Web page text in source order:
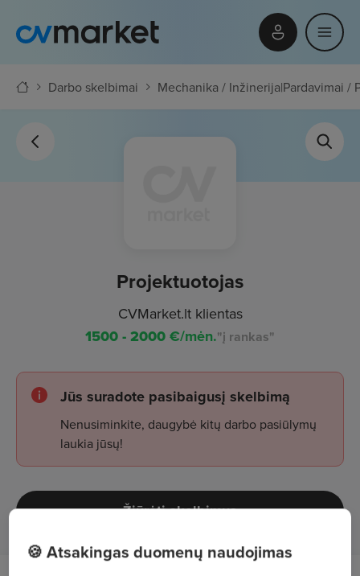
Darbo skelbimai Mechanika / Inžinerija|Pardavimai /
Projektuotojas
CVMarket.lt klientas
1500 - 2000€/mėn."į rankas"
Jūs suradote pasibaigusį skelbimą
Nenusiminkite, daugybė kitų darbo pasiūlymų
laukia jūsų!
Žiūrėti skelbimus
🍪 Atsakingas duomenų naudojimas